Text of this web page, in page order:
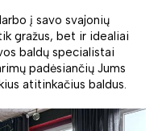
į savo svajonių
gražus, bet ir idealiai
baldų specialistai
padėsiančių Jums
atitinkačius baldus.